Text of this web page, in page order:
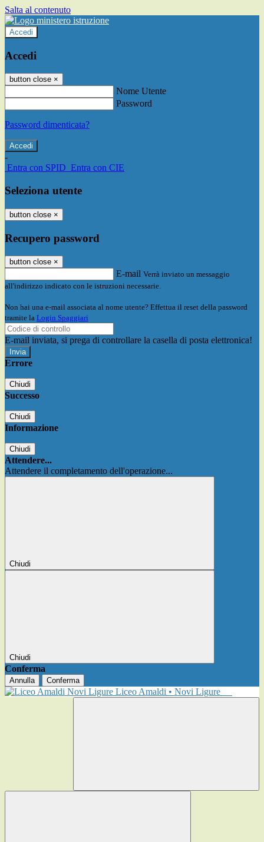
Salta al contenuto
Accedi
Accedi
button close ×
Nome Utente
Password
Password dimenticata?
-
Entra con SPID Entra con CIE
Seleziona utente
button close ×
Recupero password
button close ×
E-mail Verrà inviato un messaggio
all'indirizzo indicato con le istruzioni necessarie.
Non hai una e-mail associata al nome utente? Effettua il reset della password
tramite la Login Spaggiari
E-mail inviata, si prega di controllare la casella di posta elettronica!
Errore
Chiudi
Successo
Chiudi
Informazione
Chiudi
Attendere...
Attendere il completamento dell'operazione...
Chiudi
Chiudi
Conferma
Annulla Conferma
Liceo Amaldi • Novi Ligure